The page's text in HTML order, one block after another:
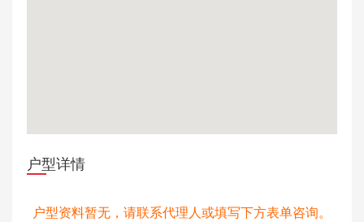
户型详情
户型资料暂无，请联系代理人或填写下方表单咨询。